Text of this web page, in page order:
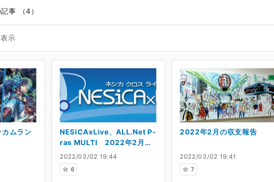
事 （4）
示
ムラン
2022/03/02 19:44
6
NESiCAxLive、ALL.Net P-
ras MULTI 2022年2月イ
ンカム…
2022/03/02 19:41
7
2022年2月の収支報告